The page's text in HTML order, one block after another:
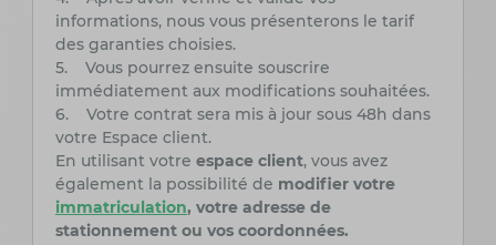
informations, nous vous présenterons le tarif
des garanties choisies.
5. Vous pourrez ensuite souscrire
immédiatement aux modifications souhaitées.
6. Votre contrat sera mis à jour sous 48h dans
votre Espace client.
En utilisant votre espace client, vous avez
également la possibilité de modifier votre
immatriculation, votre adresse de
stationnement ou vos coordonnées.